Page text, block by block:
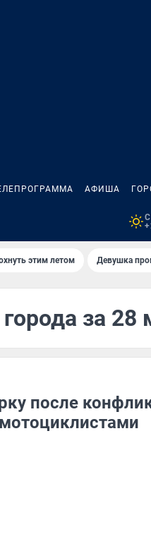
АФИША
этим летом Девушка
за 28
после